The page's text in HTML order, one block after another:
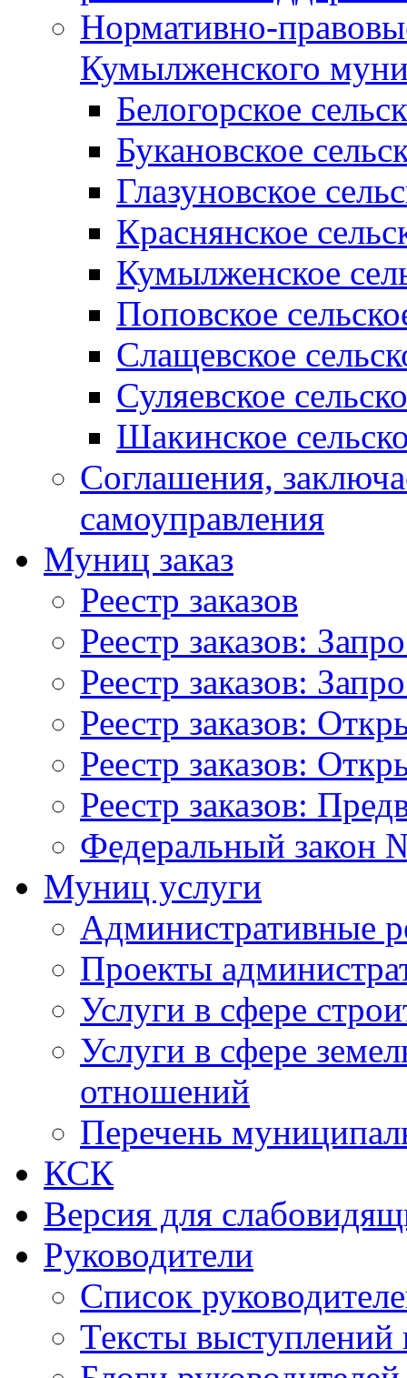
Нормативно-
Кумылженского
Белогорское
Букановское
Глазуновское
Краснянское
Кумылженское
Поповское
Слащевское
Суляевское
Шакинское
Соглашения,
самоуправления
Муниц заказ
Реестр заказов
Реестр заказов:
Реестр заказов:
Реестр заказов:
Реестр заказов:
Реестр заказов:
Федеральный закон
Муниц услуги
Административные
Проекты
Услуги в сфере
Услуги в сфере
отношений
Перечень
КСК
Версия для
Руководители
Список
Тексты выступлений